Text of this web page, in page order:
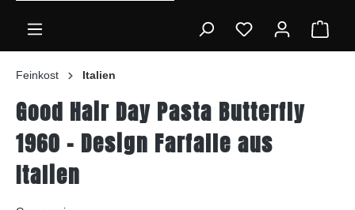
Feinkost Italien
Good Hair Day Pasta Butterfly
1960 – Design Farfalle aus
Italien